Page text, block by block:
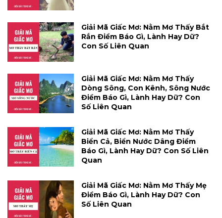
Giải Mã Giấc Mơ: Nằm Mơ Thấy Bắt
Rắn Điềm Báo Gì, Lành Hay Dữ?
Con Số Liên Quan
Giải Mã Giấc Mơ: Nằm Mơ Thấy
Dòng Sông, Con Kênh, Sông Nước
Điềm Báo Gì, Lành Hay Dữ? Con
Số Liên Quan
Giải Mã Giấc Mơ: Nằm Mơ Thấy
Biển Cả, Biển Nước Dâng Điềm
Báo Gì, Lành Hay Dữ? Con Số Liên
Quan
Giải Mã Giấc Mơ: Nằm Mơ Thấy Mẹ
Điềm Báo Gì, Lành Hay Dữ? Con
Số Liên Quan